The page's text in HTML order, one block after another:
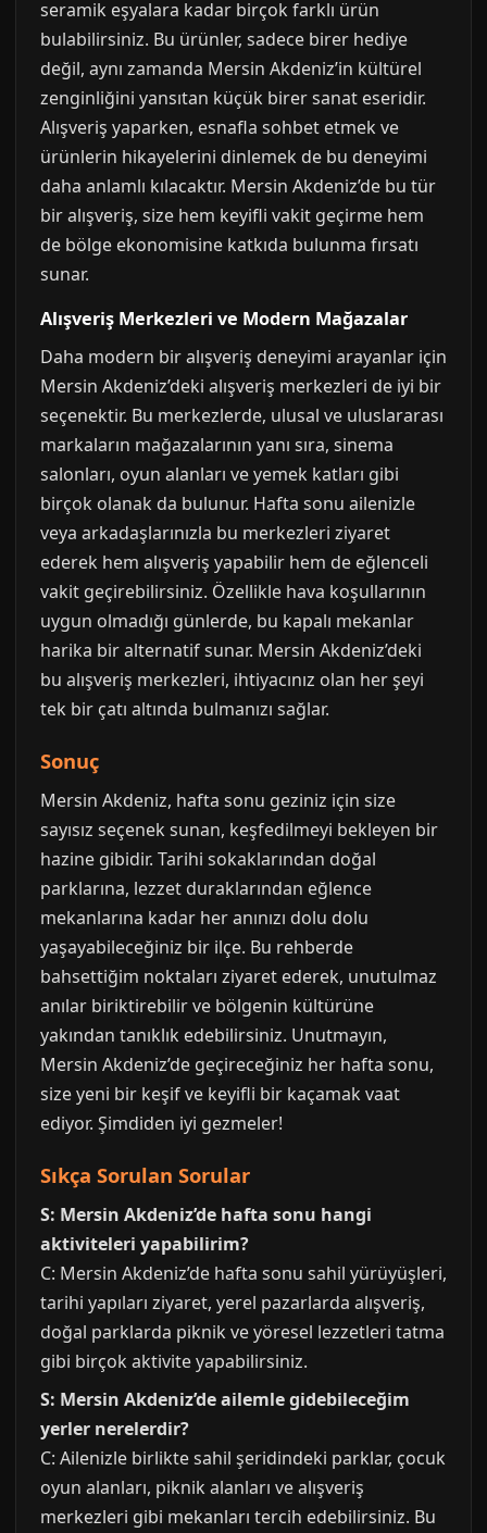
seramik eşyalara kadar birçok farklı ürün
bulabilirsiniz. Bu ürünler, sadece birer hediye
değil, aynı zamanda Mersin Akdeniz’in kültürel
zenginliğini yansıtan küçük birer sanat eseridir.
Alışveriş yaparken, esnafla sohbet etmek ve
ürünlerin hikayelerini dinlemek de bu deneyimi
daha anlamlı kılacaktır. Mersin Akdeniz’de bu tür
bir alışveriş, size hem keyifli vakit geçirme hem
de bölge ekonomisine katkıda bulunma fırsatı
sunar.
Alışveriş Merkezleri ve Modern Mağazalar
Daha modern bir alışveriş deneyimi arayanlar için
Mersin Akdeniz’deki alışveriş merkezleri de iyi bir
seçenektir. Bu merkezlerde, ulusal ve uluslararası
markaların mağazalarının yanı sıra, sinema
salonları, oyun alanları ve yemek katları gibi
birçok olanak da bulunur. Hafta sonu ailenizle
veya arkadaşlarınızla bu merkezleri ziyaret
ederek hem alışveriş yapabilir hem de eğlenceli
vakit geçirebilirsiniz. Özellikle hava koşullarının
uygun olmadığı günlerde, bu kapalı mekanlar
harika bir alternatif sunar. Mersin Akdeniz’deki
bu alışveriş merkezleri, ihtiyacınız olan her şeyi
tek bir çatı altında bulmanızı sağlar.
Sonuç
Mersin Akdeniz, hafta sonu geziniz için size
sayısız seçenek sunan, keşfedilmeyi bekleyen bir
hazine gibidir. Tarihi sokaklarından doğal
parklarına, lezzet duraklarından eğlence
mekanlarına kadar her anınızı dolu dolu
yaşayabileceğiniz bir ilçe. Bu rehberde
bahsettiğim noktaları ziyaret ederek, unutulmaz
anılar biriktirebilir ve bölgenin kültürüne
yakından tanıklık edebilirsiniz. Unutmayın,
Mersin Akdeniz’de geçireceğiniz her hafta sonu,
size yeni bir keşif ve keyifli bir kaçamak vaat
ediyor. Şimdiden iyi gezmeler!
Sıkça Sorulan Sorular
S: Mersin Akdeniz’de hafta sonu hangi
aktiviteleri yapabilirim?
C: Mersin Akdeniz’de hafta sonu sahil yürüyüşleri,
tarihi yapıları ziyaret, yerel pazarlarda alışveriş,
doğal parklarda piknik ve yöresel lezzetleri tatma
gibi birçok aktivite yapabilirsiniz.
S: Mersin Akdeniz’de ailemle gidebileceğim
yerler nerelerdir?
C: Ailenizle birlikte sahil şeridindeki parklar, çocuk
oyun alanları, piknik alanları ve alışveriş
merkezleri gibi mekanları tercih edebilirsiniz. Bu